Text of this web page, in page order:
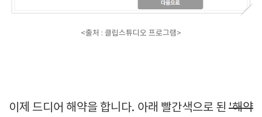
<출처 : 클립스튜디오 프로그램>
이제 드디어 해약을 합니다. 아래 빨간색으로 된 '해약